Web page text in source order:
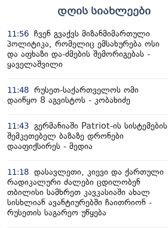
დღის სიახლეები
11:56 ჩვენ გვაქვს მიზანმიმართული
პოლიტიკა, რომელიც ემსახურება ოსი
და აფხაზი და-ძმების შემორიგებას -
ყაველაშვილი
11:48 რუსეთ-საქართველოს ომი
დაიწყო 8 აგვისტოს - კობახიძე
11:43 გერმანიაში Patriot-ის სისტემების
შემკეთებელ ბაზაზე დრონები
დააფიქსირეს - მედია
11:18 დასავლეთი, კიევი და ქართული
რადიკალური ძალები ცდილობენ
თბილისი სამხრეთ კავკასიაში ახალ
სისხლიან ავანტიურებში ჩაითრიონ -
რუსეთის საგარეო უწყება